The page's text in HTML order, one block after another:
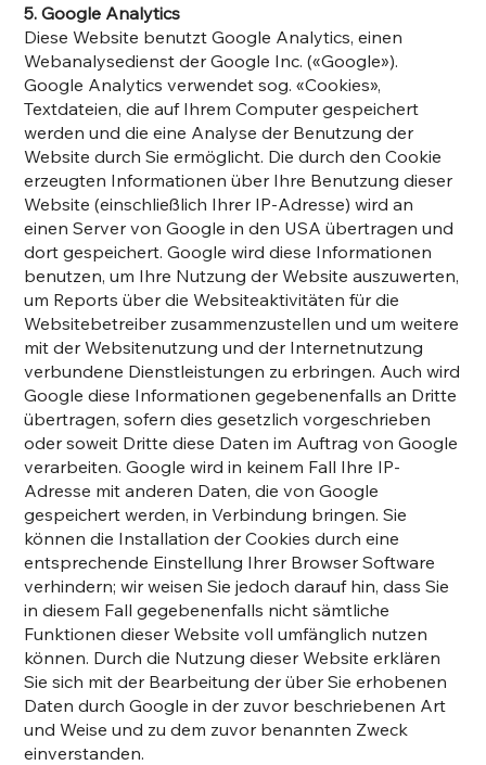
5. Google Analytics
Diese Website benutzt Google Analytics, einen
Webanalysedienst der Google Inc. («Google»).
Google Analytics verwendet sog. «Cookies»,
Textdateien, die auf Ihrem Computer gespeichert
werden und die eine Analyse der Benutzung der
Website durch Sie ermöglicht. Die durch den Cookie
erzeugten Informationen über Ihre Benutzung dieser
Website (einschließlich Ihrer IP-Adresse) wird an
einen Server von Google in den USA übertragen und
dort gespeichert. Google wird diese Informationen
benutzen, um Ihre Nutzung der Website auszuwerten,
um Reports über die Websiteaktivitäten für die
Websitebetreiber zusammenzustellen und um weitere
mit der Websitenutzung und der Internetnutzung
verbundene Dienstleistungen zu erbringen. Auch wird
Google diese Informationen gegebenenfalls an Dritte
übertragen, sofern dies gesetzlich vorgeschrieben
oder soweit Dritte diese Daten im Auftrag von Google
verarbeiten. Google wird in keinem Fall Ihre IP-
Adresse mit anderen Daten, die von Google
gespeichert werden, in Verbindung bringen. Sie
können die Installation der Cookies durch eine
entsprechende Einstellung Ihrer Browser Software
verhindern; wir weisen Sie jedoch darauf hin, dass Sie
in diesem Fall gegebenenfalls nicht sämtliche
Funktionen dieser Website voll umfänglich nutzen
können. Durch die Nutzung dieser Website erklären
Sie sich mit der Bearbeitung der über Sie erhobenen
Daten durch Google in der zuvor beschriebenen Art
und Weise und zu dem zuvor benannten Zweck
einverstanden.